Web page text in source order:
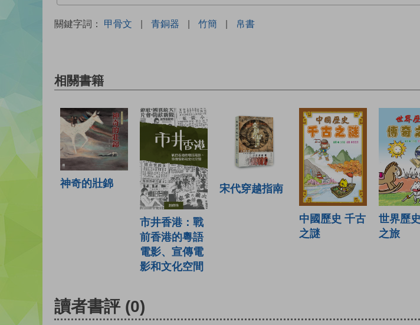
關鍵字詞： 甲骨文 | 青銅器 | 竹簡 | 帛書
相關書籍
神奇的壯錦
市井香港：戰
前香港的粵語
電影、宣傳電
影和文化空間
宋代穿越指南
中國歷史 千古
之謎
世界歷
之旅
讀者書評 (0)